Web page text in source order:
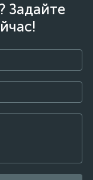
Задайте